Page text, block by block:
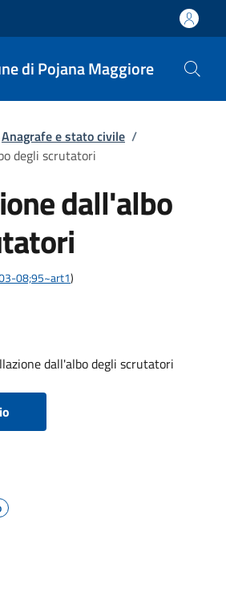
di Pojana Maggiore
Anagrafe e stato civile /
degli scrutatori
dall'albo
08;95~art1)
dall'albo degli scrutatori